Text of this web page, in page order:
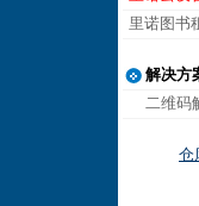
里诺图书
解决方
二维码
仓